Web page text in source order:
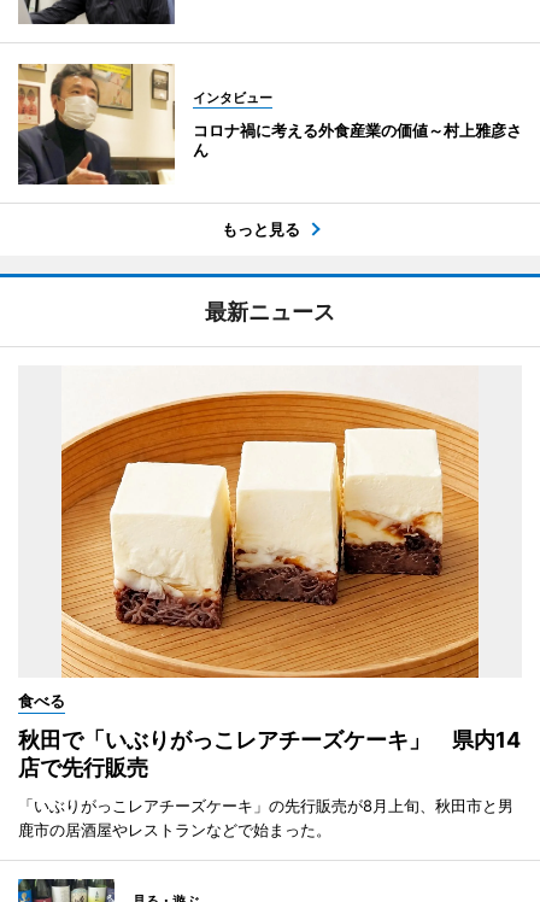
インタビュー
コロナ禍に考える外食産業の価値～村上雅彦さ
ん
もっと見る
最新ニュース
食べる
秋田で「いぶりがっこレアチーズケーキ」 県内14
店で先行販売
「いぶりがっこレアチーズケーキ」の先行販売が8月上旬、秋田市と男
鹿市の居酒屋やレストランなどで始まった。